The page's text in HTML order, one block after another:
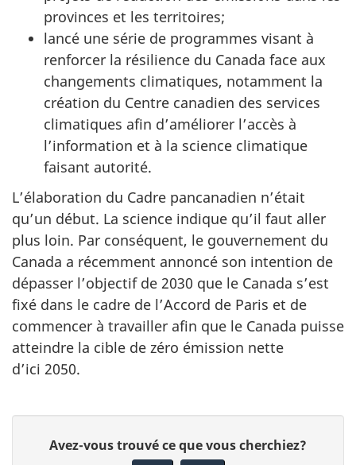
provinces et les territoires;
lancé une série de programmes visant à
renforcer la résilience du Canada face aux
changements climatiques, notamment la
création du Centre canadien des services
climatiques afin d’améliorer l’accès à
l’information et à la science climatique
faisant autorité.
L’élaboration du Cadre pancanadien n’était
qu’un début. La science indique qu’il faut aller
plus loin. Par conséquent, le gouvernement du
Canada a récemment annoncé son intention de
dépasser l’objectif de 2030 que le Canada s’est
fixé dans le cadre de l’Accord de Paris et de
commencer à travailler afin que le Canada puisse
atteindre la cible de zéro émission nette
d’ici 2050.
Avez-vous trouvé ce que vous cherchiez?